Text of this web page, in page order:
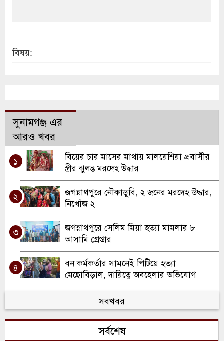
বিষয়:
সুনামগঞ্জ এর
আরও খবর
১
বিয়ের চার মাসের মাথায় মালয়েশিয়া প্রবাসীর
স্ত্রীর ঝুলন্ত মরদেহ উদ্ধার
২
জগন্নাথপুরে নৌকাডুবি, ২ জনের মরদেহ উদ্ধার,
নিখোঁজ ২
৩
জগন্নাথপুরে সেলিম মিয়া হত্যা মামলার ৮
আসামি গ্রেপ্তার
৪
বন কর্মকর্তার সামনেই পিটিয়ে হত্যা
মেছোবিড়াল, দায়িত্বে অবহেলার অভিযোগ
জগন্নাথপুর পৌরসভার ২২ কোটি ৫০ লাখ টাকার
বাজেট পেশ
৬
জগন্নাথপুরে দুই মাদকসেবীকে কারাদণ্ড, ৫
সবখবর
সর্বশেষ